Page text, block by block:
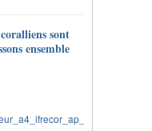
sont
ensemble